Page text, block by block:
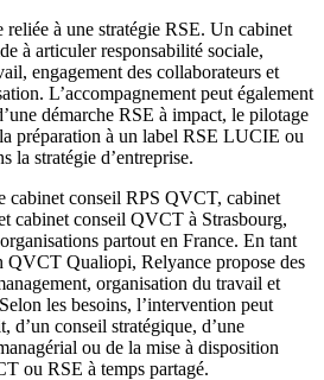
reliée à une stratégie RSE. Un cabinet
à articuler responsabilité sociale,
engagement des collaborateurs et
L’accompagnement peut également
démarche RSE à impact, le pilotage
préparation à un label RSE LUCIE ou
la stratégie d’entreprise.
cabinet conseil RPS QVCT, cabinet
cabinet conseil QVCT à Strasbourg,
partout en France. En tant
QVCT Qualiopi, Relyance propose des
organisation du travail et
les besoins, l’intervention peut
d’un conseil stratégique, d’une
ou de la mise à disposition
ou RSE à temps partagé.